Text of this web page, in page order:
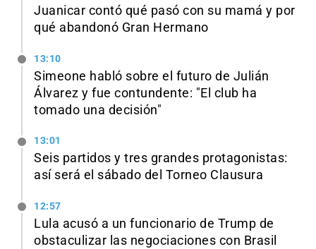
Juanicar contó qué pasó con su mamá y por
qué abandonó Gran Hermano
13:10
Simeone habló sobre el futuro de Julián
Álvarez y fue contundente: "El club ha
tomado una decisión"
13:01
Seis partidos y tres grandes protagonistas:
así será el sábado del Torneo Clausura
12:57
Lula acusó a un funcionario de Trump de
obstaculizar las negociaciones con Brasil